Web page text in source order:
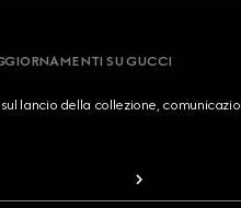
SU GUCCI
lancio della collezione,